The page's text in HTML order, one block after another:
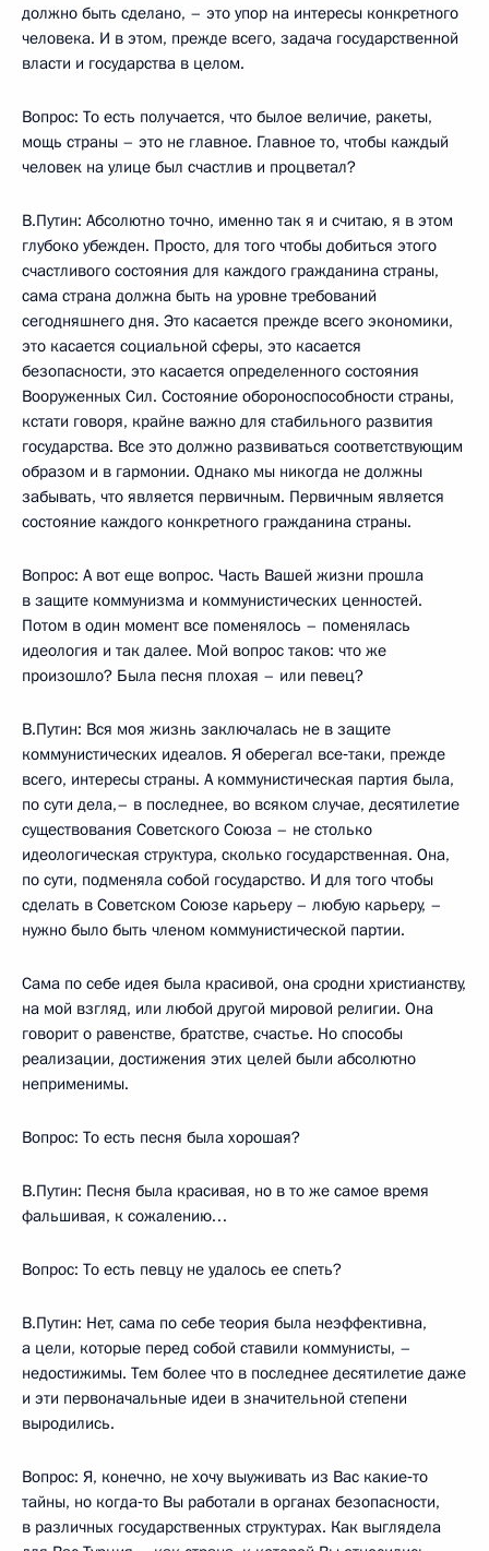
должно быть сделано, – это упор на интересы конкретного
человека. И в этом, прежде всего, задача государственной
власти и государства в целом.
Вопрос: То есть получается, что былое величие, ракеты,
мощь страны – это не главное. Главное то, чтобы каждый
человек на улице был счастлив и процветал?
В.Путин: Абсолютно точно, именно так я и считаю, я в этом
глубоко убежден. Просто, для того чтобы добиться этого
счастливого состояния для каждого гражданина страны,
сама страна должна быть на уровне требований
сегодняшнего дня. Это касается прежде всего экономики,
это касается социальной сферы, это касается
безопасности, это касается определенного состояния
Вооруженных Сил. Состояние обороноспособности страны,
кстати говоря, крайне важно для стабильного развития
государства. Все это должно развиваться соответствующим
образом и в гармонии. Однако мы никогда не должны
забывать, что является первичным. Первичным является
состояние каждого конкретного гражданина страны.
Вопрос: А вот еще вопрос. Часть Вашей жизни прошла
в защите коммунизма и коммунистических ценностей.
Потом в один момент все поменялось – поменялась
идеология и так далее. Мой вопрос таков: что же
произошло? Была песня плохая – или певец?
В.Путин: Вся моя жизнь заключалась не в защите
коммунистических идеалов. Я оберегал все‑таки, прежде
всего, интересы страны. А коммунистическая партия была,
по сути дела,– в последнее, во всяком случае, десятилетие
существования Советского Союза – не столько
идеологическая структура, сколько государственная. Она,
по сути, подменяла собой государство. И для того чтобы
сделать в Советском Союзе карьеру – любую карьеру, –
нужно было быть членом коммунистической партии.
Сама по себе идея была красивой, она сродни христианству,
на мой взгляд, или любой другой мировой религии. Она
говорит о равенстве, братстве, счастье. Но способы
реализации, достижения этих целей были абсолютно
неприменимы.
Вопрос: То есть песня была хорошая?
В.Путин: Песня была красивая, но в то же самое время
фальшивая, к сожалению…
Вопрос: То есть певцу не удалось ее спеть?
В.Путин: Нет, сама по себе теория была неэффективна,
а цели, которые перед собой ставили коммунисты, –
недостижимы. Тем более что в последнее десятилетие даже
и эти первоначальные идеи в значительной степени
выродились.
Вопрос: Я, конечно, не хочу выуживать из Вас какие‑то
тайны, но когда‑то Вы работали в органах безопасности,
в различных государственных структурах. Как выглядела